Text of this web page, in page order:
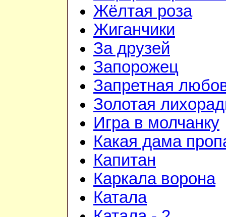
Жёлтая роза
Жиганчики
За друзей
Запорожец
Запретная
Золотая
Игра в молчанку
Какая дама
Капитан
Каркала ворона
Катала